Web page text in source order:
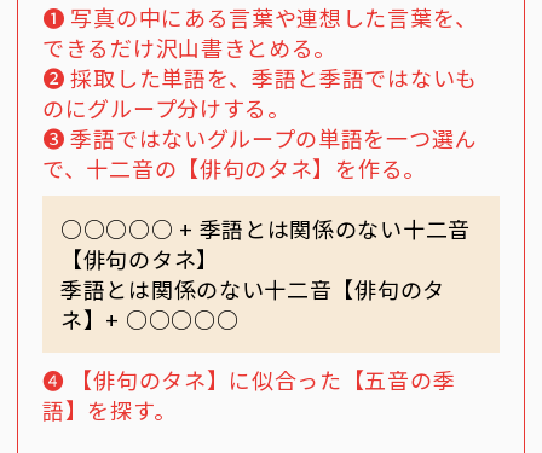
❶ 写真の中にある言葉や連想した言葉を、
できるだけ沢山書きとめる。
❷ 採取した単語を、季語と季語ではないも
のにグループ分けする。
❸ 季語ではないグループの単語を一つ選ん
で、十二音の【俳句のタネ】を作る。
○○○○○ + 季語とは関係のない十二音
【俳句のタネ】
季語とは関係のない十二音【俳句のタ
ネ】+ ○○○○○
❹ 【俳句のタネ】に似合った【五音の季
語】を探す。